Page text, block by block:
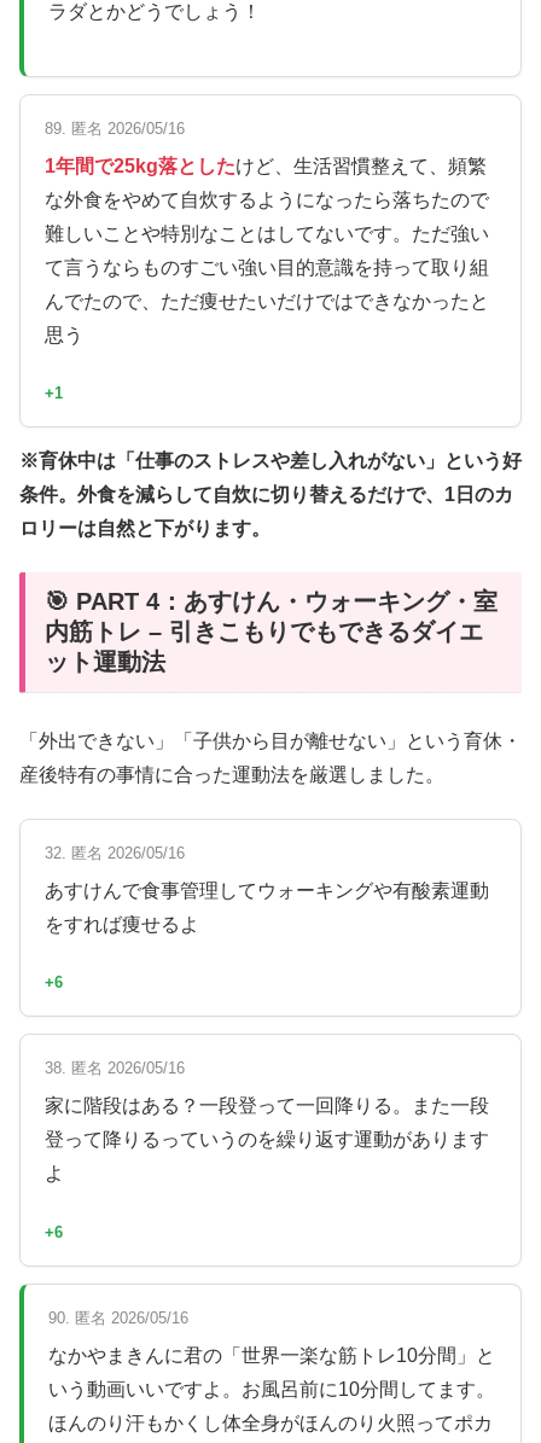
ラダとかどうでしょう！
89. 匿名 2026/05/16
1年間で25kg落としたけど、生活習慣整えて、頻繁
な外食をやめて自炊するようになったら落ちたので
難しいことや特別なことはしてないです。ただ強い
て言うならものすごい強い目的意識を持って取り組
んでたので、ただ痩せたいだけではできなかったと
思う
+1
※育休中は「仕事のストレスや差し入れがない」という好
条件。外食を減らして自炊に切り替えるだけで、1日のカ
ロリーは自然と下がります。
🎯 PART 4：あすけん・ウォーキング・室
内筋トレ – 引きこもりでもできるダイエ
ット運動法
「外出できない」「子供から目が離せない」という育休・
産後特有の事情に合った運動法を厳選しました。
32. 匿名 2026/05/16
あすけんで食事管理してウォーキングや有酸素運動
をすれば痩せるよ
+6
38. 匿名 2026/05/16
家に階段はある？一段登って一回降りる。また一段
登って降りるっていうのを繰り返す運動があります
よ
+6
90. 匿名 2026/05/16
なかやまきんに君の「世界一楽な筋トレ10分間」と
いう動画いいですよ。お風呂前に10分間してます。
ほんのり汗もかくし体全身がほんのり火照ってポカ